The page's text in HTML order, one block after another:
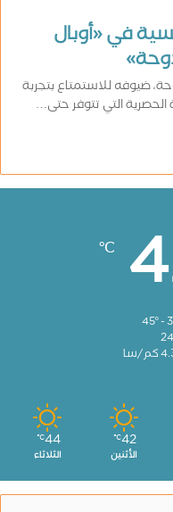
في «أوبال
ضيوفه للاستمتاع بتجربة
الحصرية التي تتوفر حتى…
℃
سا
42
℃
الأثنين
44
℃
الثلاثاء